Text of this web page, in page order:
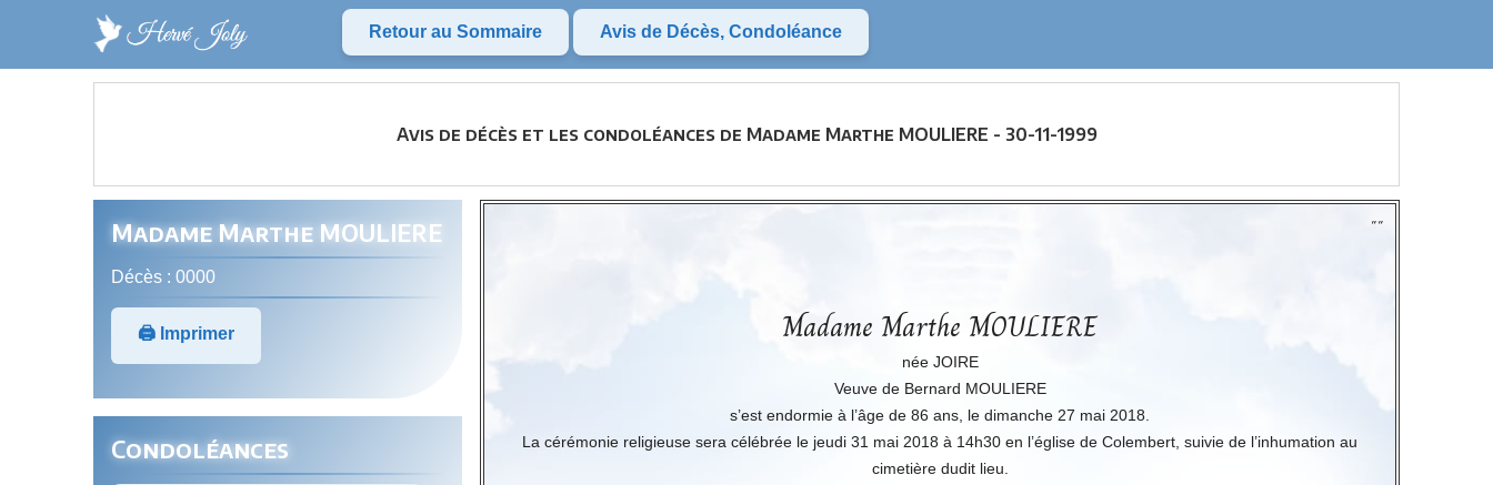
Retour au Sommaire Avis de Décès, Condoléance
Avis de décès et les condoléances de Madame Marthe MOULIERE - 30-11-1999
Madame Marthe MOULIERE
Décès : 0000
🖨️ Imprimer
Condoléances
""
Madame Marthe MOULIERE
née JOIRE
Veuve de Bernard MOULIERE
s’est endormie à l’âge de 86 ans, le dimanche 27 mai 2018.
La cérémonie religieuse sera célébrée le jeudi 31 mai 2018 à 14h30 en l’église de Colembert, suivie de l’inhumation au
cimetière dudit lieu.